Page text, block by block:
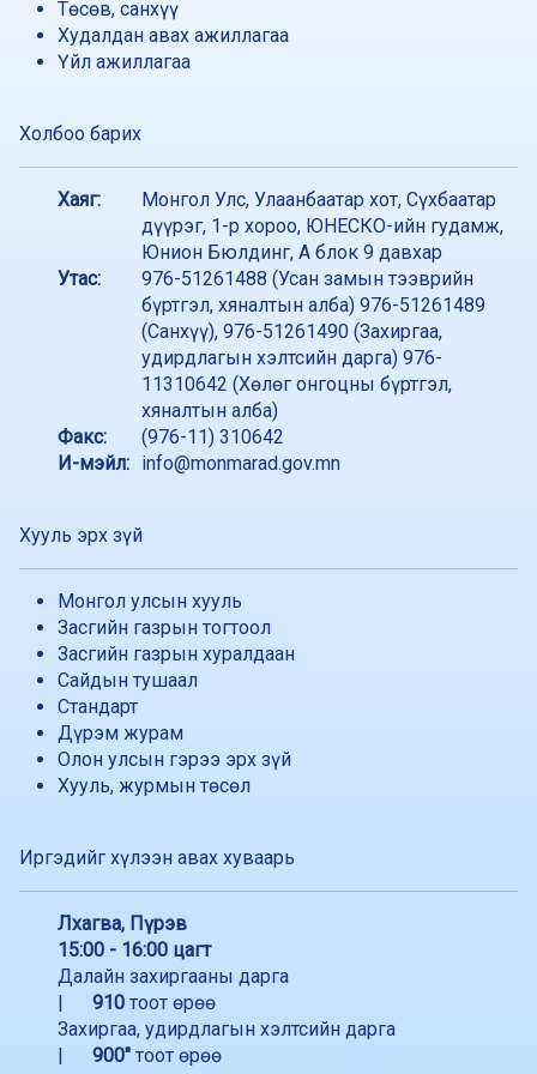
урьж байна. /2026-03-06/
Төсөв, санхүү
Худалдан авах ажиллагаа
Үйл ажиллагаа
Холбоо барих
Хаяг:
Монгол Улс, Улаанбаатар хот, Сүхбаатар
дүүрэг, 1-р хороо, ЮНЕСКО-ийн гудамж,
Юнион Бюлдинг, А блок 9 давхар
Утас:
976-51261488 (Усан замын тээврийн
бүртгэл, хяналтын алба) 976-51261489
(Санхүү), 976-51261490 (Захиргаа,
удирдлагын хэлтсийн дарга) 976-
11310642 (Хөлөг онгоцны бүртгэл,
хяналтын алба)
Факс:
(976-11) 310642
И-мэйл: info@monmarad.gov.mn
Хууль эрх зүй
Монгол улсын хууль
Засгийн газрын тогтоол
Засгийн газрын хуралдаан
Сайдын тушаал
Стандарт
Дүрэм журам
Олон улсын гэрээ эрх зүй
Хууль, журмын төсөл
Иргэдийг хүлээн авах хуваарь
Лхагва, Пүрэв
15:00 - 16:00 цагт
Далайн захиргааны дарга
|
910 тоот өрөө
Захиргаа, удирдлагын хэлтсийн дарга
|
900" тоот өрөө